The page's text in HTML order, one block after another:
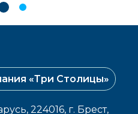
«Три Столицы»
224016, г. Брест,